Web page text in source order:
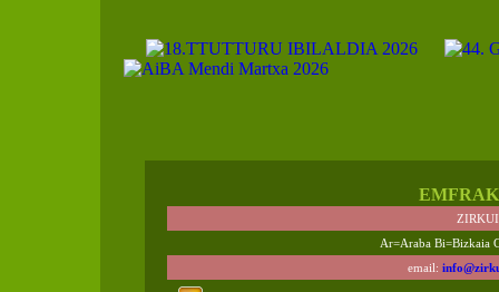
Ar=Araba Bi=Bizkaia
email: